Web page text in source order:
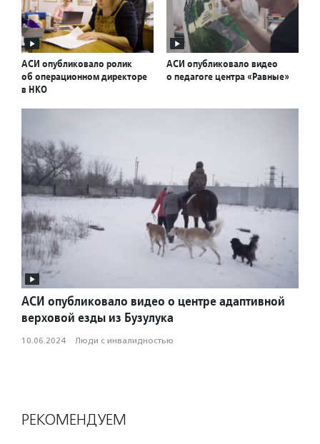
АСИ опубликовало ролик
об операционном директоре
в НКО
АСИ опубликовало видео
о педагоге центра «Равные»
АСИ опубликовало видео о центре адаптивной
верховой езды из Бузулука
10.06.2024 · Люди с инвалидностью
РЕКОМЕНДУЕМ